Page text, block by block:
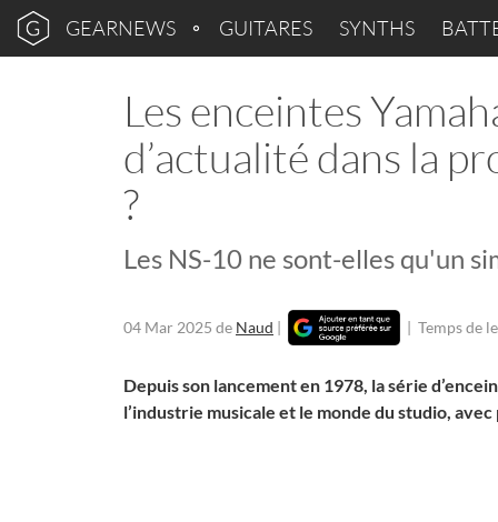
GEARNEWS GUITARES SYNTHS
Les enceintes
d’actualité dans la
?
Les NS-10 ne sont-elles qu'un
04 Mar 2025 de Naud | | Temps de
Depuis son lancement en 1978, la série
l’industrie musicale et le monde du studio,